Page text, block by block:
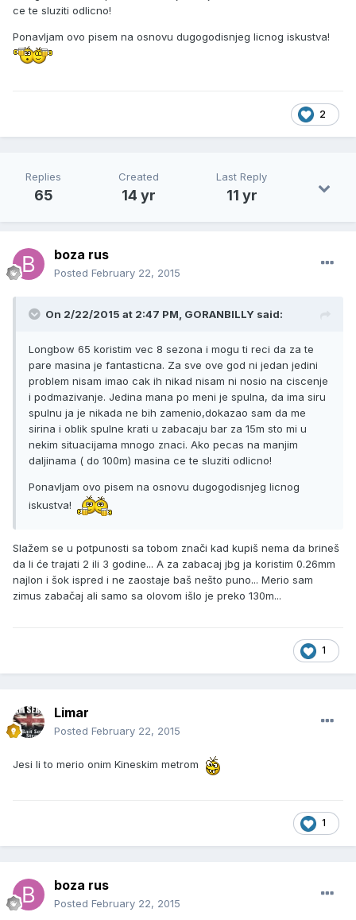
ce te sluziti odlicno!
Ponavljam ovo pisem na osnovu dugogodisnjeg licnog iskustva!
2
Replies
65
Created
14 yr
Last Reply
11 yr
boza rus
Posted February 22, 2015
On 2/22/2015 at 2:47 PM, GORANBILLY said:
Longbow 65 koristim vec 8 sezona i mogu ti reci da za te
pare masina je fantasticna. Za sve ove god ni jedan jedini
problem nisam imao cak ih nikad nisam ni nosio na ciscenje
i podmazivanje. Jedina mana po meni je spulna, da ima siru
spulnu ja je nikada ne bih zamenio,dokazao sam da me
sirina i oblik spulne krati u zabacaju bar za 15m sto mi u
nekim situacijama mnogo znaci. Ako pecas na manjim
daljinama ( do 100m) masina ce te sluziti odlicno!
Ponavljam ovo pisem na osnovu dugogodisnjeg licnog
iskustva!
Slažem se u potpunosti sa tobom znači kad kupiš nema da brineš
da li će trajati 2 ili 3 godine... A za zabacaj jbg ja koristim 0.26mm
najlon i šok ispred i ne zaostaje baš nešto puno... Merio sam
zimus zabačaj ali samo sa olovom išlo je preko 130m...
1
Limar
Posted February 22, 2015
Jesi li to merio onim Kineskim metrom
1
boza rus
Posted February 22, 2015